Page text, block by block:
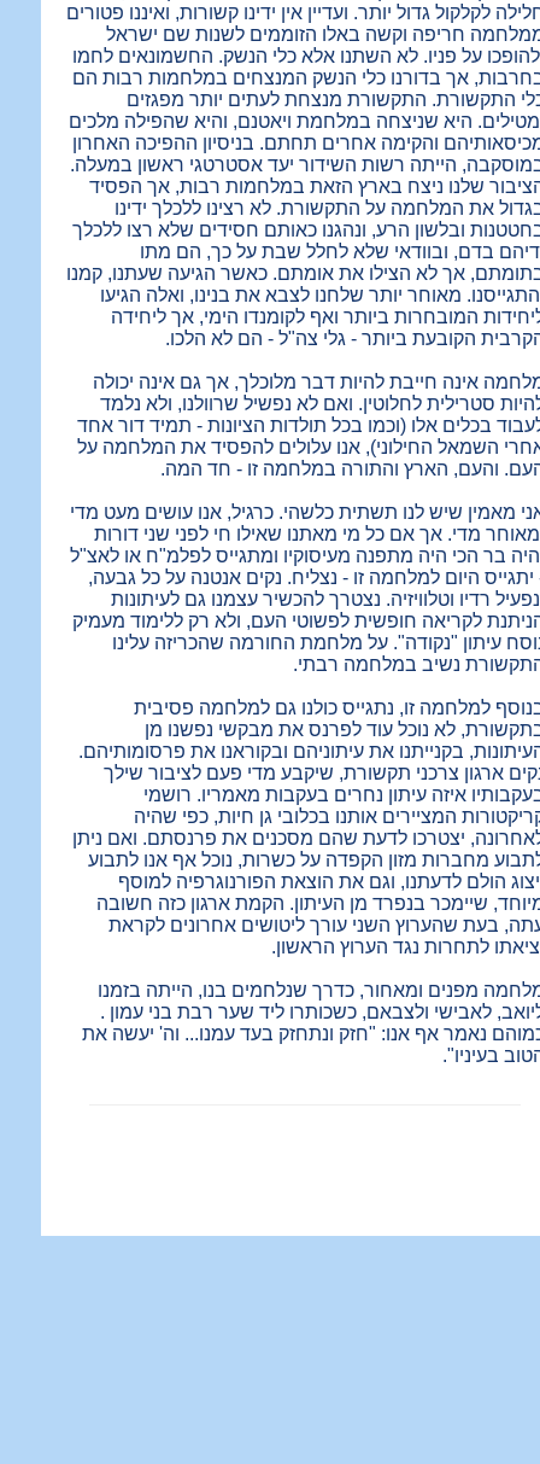
לקלקול גדול יותר. ועדיין אין ידינו קשורות, ואיננו פטורים
חריפה וקשה באלו הזוממים לשנות שם ישראל
על פניו. לא השתנו אלא כלי הנשק. החשמונאים לחמו
אך בדורנו כלי הנשק המנצחים במלחמות רבות הם
התקשורת. התקשורת מנצחת לעתים יותר מפגזים
היא שניצחה במלחמת ויאטנם, והיא שהפילה מלכים
והקימה אחרים תחתם. בניסיון ההפיכה האחרון
הייתה רשות השידור יעד אסטרטגי ראשון במעלה.
שלנו ניצח בארץ הזאת במלחמות רבות, אך הפסיד
את המלחמה על התקשורת. לא רצינו ללכלך ידינו
ובלשון הרע, ונהגנו כאותם חסידים שלא רצו ללכלך
בדם, ובוודאי שלא לחלל שבת על כך, הם מתו
אך לא הצילו את אומתם. כאשר הגיעה שעתנו, קמנו
מאוחר יותר שלחנו לצבא את בנינו, ואלה הגיעו
המובחרות ביותר ואף לקומנדו הימי, אך ליחידה
הקובעת ביותר - גלי צה"ל - הם לא הלכו.
אינה חייבת להיות דבר מלוכלך, אך גם אינה יכולה
סטרילית לחלוטין. ואם לא נפשיל שרוולנו, ולא נלמד
בכלים אלו (וכמו בכל תולדות הציונות - תמיד דור אחד
השמאל החילוני), אנו עלולים להפסיד את המלחמה על
והעם, הארץ והתורה במלחמה זו - חד המה.
מאמין שיש לנו תשתית כלשהי. כרגיל, אנו עושים מעט מדי
מדי. אך אם כל מי מאתנו שאילו חי לפני שני דורות
בר הכי היה מתפנה מעיסוקיו ומתגייס לפלמ"ח או לאצ"ל
יתגייס היום למלחמה זו - נצליח. נקים אנטנה על כל גבעה,
רדיו וטלוויזיה. נצטרך להכשיר עצמנו גם לעיתונות
לקריאה חופשית לפשוטי העם, ולא רק ללימוד מעמיק
עיתון "נקודה". על מלחמת החורמה שהכריזה עלינו
נשיב במלחמה רבתי.
למלחמה זו, נתגייס כולנו גם למלחמה פסיבית
לא נוכל עוד לפרנס את מבקשי נפשנו מן
בקנייתנו את עיתוניהם ובקוראנו את פרסומותיהם.
ארגון צרכני תקשורת, שיקבע מדי פעם לציבור שילך
איזה עיתון נחרים בעקבות מאמריו. רושמי
המציירים אותנו בכלובי גן חיות, כפי שהיה
יצטרכו לדעת שהם מסכנים את פרנסתם. ואם ניתן
מחברות מזון הקפדה על כשרות, נוכל אף אנו לתבוע
הולם לדעתנו, וגם את הוצאת הפורנוגרפיה למוסף
שיימכר בנפרד מן העיתון. הקמת ארגון כזה חשובה
בעת שהערוץ השני עורך ליטושים אחרונים לקראת
לתחרות נגד הערוץ הראשון.
מפנים ומאחור, כדרך שנלחמים בנו, הייתה בזמנו
לאבישי ולצבאם, כשכותרו ליד שער רבת בני עמון .
נאמר אף אנו: "חזק ונתחזק בעד עמנו... וה' יעשה את
בעיניו".